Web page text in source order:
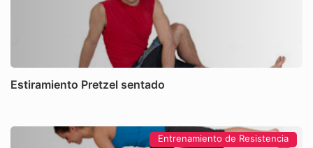
Estiramiento Pretzel sentado
Entrenamiento de Resistencia